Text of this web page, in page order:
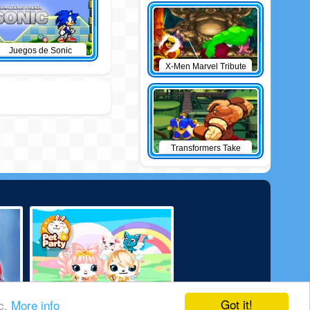
Got it!
More info
Juegos de Sonic
X-Men Marvel Tribute
Transformers Take
Down